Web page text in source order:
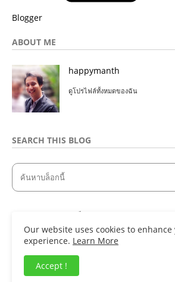
Blogger
ABOUT ME
happymanth
ดูโปรไฟล์ทั้งหมดของฉัน
SEARCH THIS BLOG
Home About
Copyright ©
Our website uses cookies to enhance
experience. Learn More
Accept !